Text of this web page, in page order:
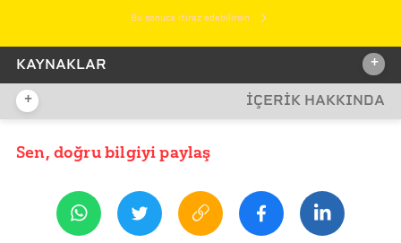
Bu sonuca itiraz edebilirsin
KAYNAKLAR +
İDDİA KAYNAĞI
REFERANSLAR
TCMB Kur Değerleri
+ İÇERİK HAKKINDA
YAYIN TARİHİ
Sen, doğru bilgiyi paylaş